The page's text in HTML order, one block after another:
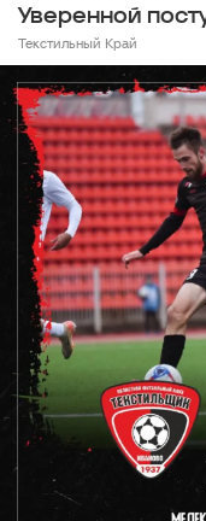
Уверенной
Текстильный Край